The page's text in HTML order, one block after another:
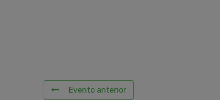
Evento anterior